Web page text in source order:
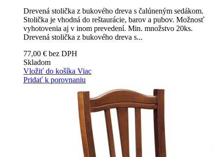
Drevená stolička z bukového dreva s čalúneným sedákom.
Stolička je vhodná do reštaurácie, barov a pubov. Možnosť
vyhotovenia aj v inom prevedení. Min. množstvo 20ks.
Drevená stolička z bukového dreva s...
77,00 € bez DPH
Skladom
Vložiť do košíka Viac
Pridať k porovnaniu